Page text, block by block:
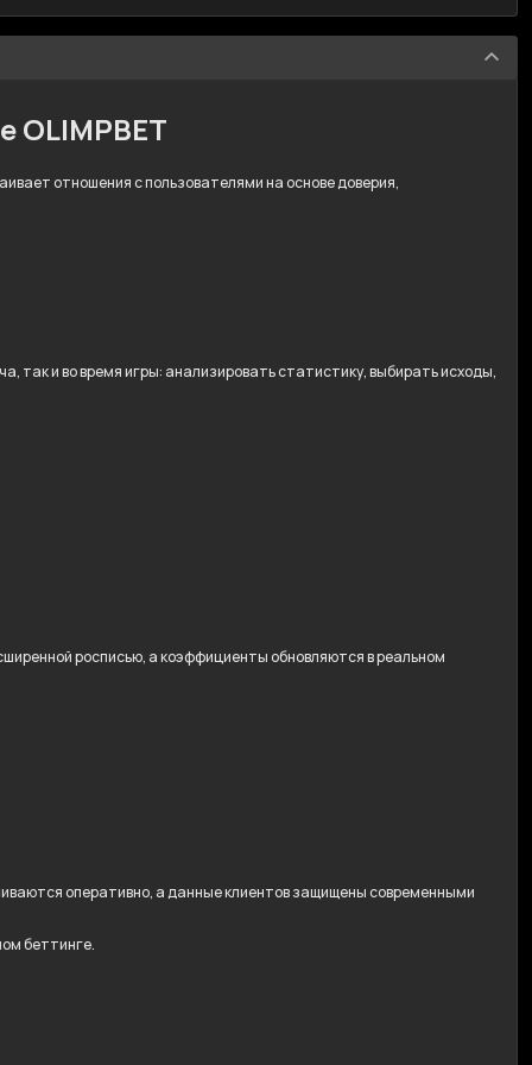
OLIMPBET
отношения с пользователями на основе доверия,
так и во время игры: анализировать статистику, выбирать исходы,
росписью, а коэффициенты обновляются в реальном
оперативно, а данные клиентов защищены современными
беттинге.